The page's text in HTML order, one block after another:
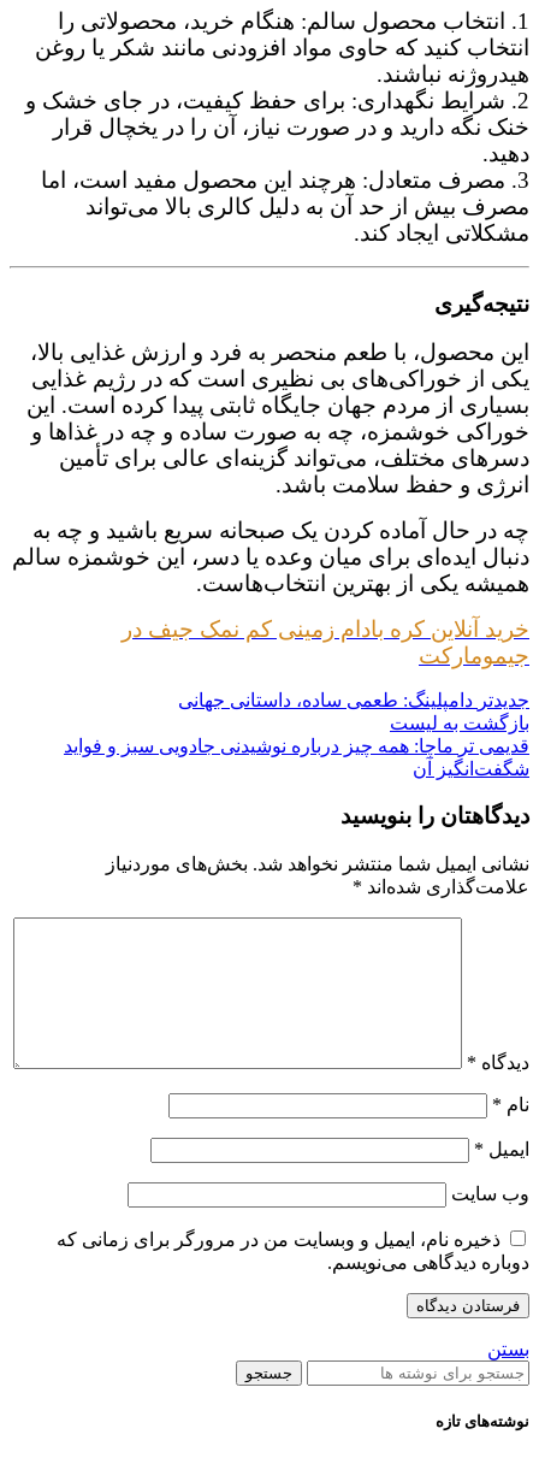
1. انتخاب محصول سالم: هنگام خرید، محصولاتی را
انتخاب کنید که حاوی مواد افزودنی مانند شکر یا روغن
هیدروژنه نباشند.
2. شرایط نگهداری: برای حفظ کیفیت، در جای خشک و
خنک نگه دارید و در صورت نیاز، آن را در یخچال قرار
دهید.
3. مصرف متعادل: هرچند این محصول مفید است، اما
مصرف بیش از حد آن به دلیل کالری بالا می‌تواند
مشکلاتی ایجاد کند.
نتیجه‌گیری
این محصول، با طعم منحصر به‌ فرد و ارزش غذایی بالا،
یکی از خوراکی‌های بی‌ نظیری است که در رژیم غذایی
بسیاری از مردم جهان جایگاه ثابتی پیدا کرده است. این
خوراکی خوشمزه، چه به‌ صورت ساده و چه در غذاها و
دسرهای مختلف، می‌تواند گزینه‌ای عالی برای تأمین
انرژی و حفظ سلامت باشد.
چه در حال آماده‌ کردن یک صبحانه سریع باشید و چه به‌
دنبال ایده‌ای برای میان‌ وعده یا دسر، این خوشمزه سالم
همیشه یکی از بهترین انتخاب‌هاست.
خرید آنلاین کره بادام زمینی کم نمک جیف در
جیمومارکت
جدیدتر دامپلینگ: طعمی ساده، داستانی جهانی
بازگشت به لیست
قدیمی تر ماچا: همه چیز درباره نوشیدنی جادویی سبز و فواید
شگفت‌انگیز آن
دیدگاهتان را بنویسید
نشانی ایمیل شما منتشر نخواهد شد. بخش‌های موردنیاز
علامت‌گذاری شده‌اند *
دیدگاه *
نام *
ایمیل *
وب‌ سایت
ذخیره نام، ایمیل و وبسایت من در مرورگر برای زمانی که
دوباره دیدگاهی می‌نویسم.
بستن
جستجو
نوشته‌های تازه